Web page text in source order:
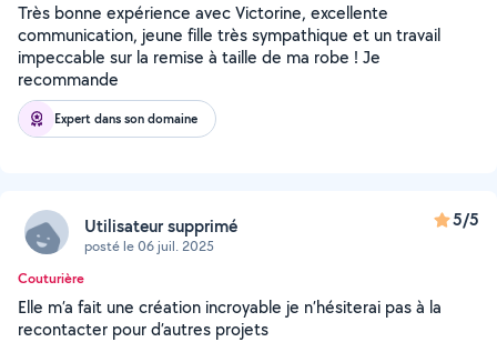
Très bonne expérience avec Victorine, excellente
communication, jeune fille très sympathique et un travail
impeccable sur la remise à taille de ma robe ! Je
recommande
Expert dans son domaine
Utilisateur supprimé
posté le 06 juil. 2025
5/5
Couturière
Elle m’a fait une création incroyable je n’hésiterai pas à la
recontacter pour d’autres projets